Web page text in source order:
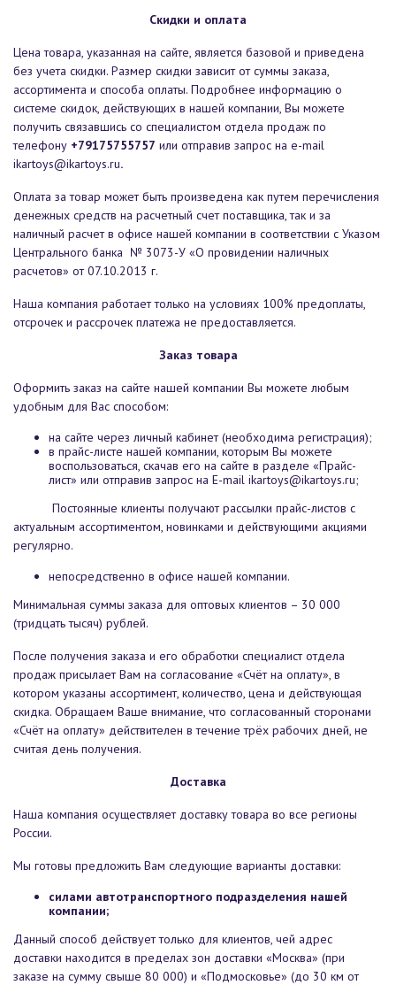
Скидки и оплата
Цена товара, указанная на сайте, является базовой и приведена
без учета скидки. Размер скидки зависит от суммы заказа,
ассортимента и способа оплаты. Подробнее информацию о
системе скидок, действующих в нашей компании, Вы можете
получить связавшись со специалистом отдела продаж по
телефону +79175755757 или отправив запрос на e-mail
ikartoys@ikartoys.ru.
Оплата за товар может быть произведена как путем перечисления
денежных средств на расчетный счет поставщика, так и за
наличный расчет в офисе нашей компании в соответствии с Указом
Центрального банка № 3073-У «О провидении наличных
расчетов» от 07.10.2013 г.
Наша компания работает только на условиях 100% предоплаты,
отсрочек и рассрочек платежа не предоставляется.
Заказ товара
Оформить заказ на сайте нашей компании Вы можете любым
удобным для Вас способом:
на сайте через личный кабинет (необходима регистрация);
в прайс-листе нашей компании, которым Вы можете
воспользоваться, скачав его на сайте в разделе «Прайс-
лист» или отправив запрос на E-mail ikartoys@ikartoys.ru;
Постоянные клиенты получают рассылки прайс-листов с
актуальным ассортиментом, новинками и действующими акциями
регулярно.
непосредственно в офисе нашей компании.
Минимальная суммы заказа для оптовых клиентов – 30 000
(тридцать тысяч) рублей.
После получения заказа и его обработки специалист отдела
продаж присылает Вам на согласование «Счёт на оплату», в
котором указаны ассортимент, количество, цена и действующая
скидка. Обращаем Ваше внимание, что согласованный сторонами
«Счёт на оплату» действителен в течение трёх рабочих дней, не
считая день получения.
Доставка
Наша компания осуществляет доставку товара во все регионы
России.
Мы готовы предложить Вам следующие варианты доставки:
силами автотранспортного подразделения нашей
компании;
Данный способ действует только для клиентов, чей адрес
доставки находится в пределах зон доставки «Москва» (при
заказе на сумму свыше 80 000) и «Подмосковье» (до 30 км от